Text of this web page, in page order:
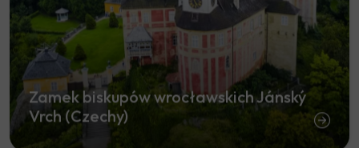
Zamek biskupów wrocławskich Jánský
Vrch (Czechy)